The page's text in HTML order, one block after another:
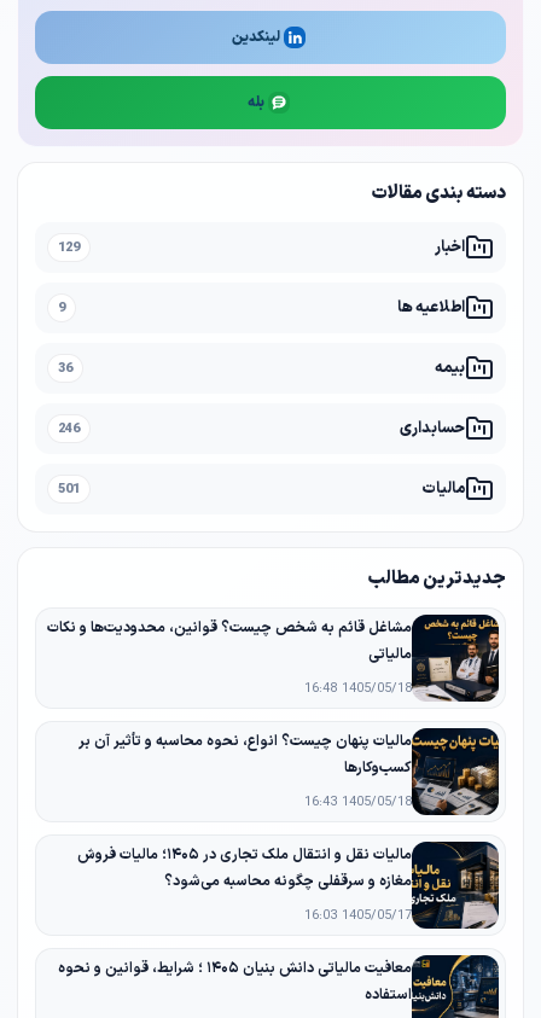
لینکدین
بله
دسته بندی مقالات
اخبار 129
اطلاعیه ها 9
بیمه 36
حسابداری 246
مالیات 501
جدیدترین مطالب
مشاغل قائم به شخص چیست؟ قوانین، محدودیت‌ها و نکات
مالیاتی
1405/05/18 16:48
مالیات پنهان چیست؟ انواع، نحوه محاسبه و تأثیر آن بر
کسب‌وکارها
1405/05/18 16:43
مالیات نقل و انتقال ملک تجاری در ۱۴۰۵؛ مالیات فروش
مغازه و سرقفلی چگونه محاسبه می‌شود؟
1405/05/17 16:03
معافیت مالیاتی دانش‌ بنیان ۱۴۰۵ ؛ شرایط، قوانین و نحوه
استفاده